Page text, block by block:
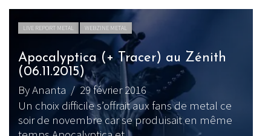
LIVE REPORT METAL WEBZINE METAL
Apocalyptica (+ Tracer) au Zénith
(06.11.2015)
By Ananta / 29 février 2016
Un choix difficile s’offrait aux fans de metal ce
soir de novembre car se produisait en même